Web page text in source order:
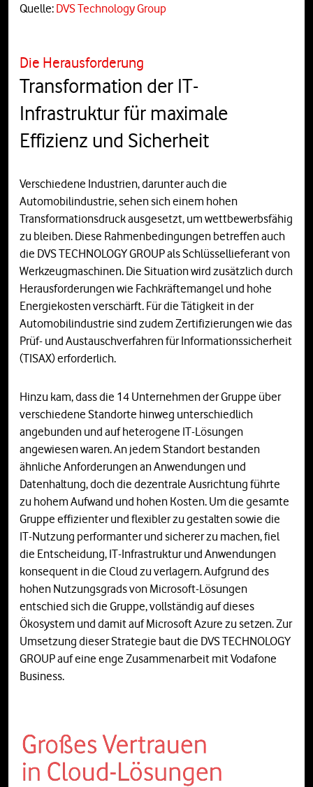
Quelle: DVS Technology Group
Die Herausforderung
Transformation der IT-
Infrastruktur für maximale
Effizienz und Sicherheit
Verschiedene Industrien, darunter auch die
Automobilindustrie, sehen sich einem hohen
Transformationsdruck ausgesetzt, um wettbewerbsfähig
zu bleiben. Diese Rahmenbedingungen betreffen auch
die DVS TECHNOLOGY GROUP als Schlüssellieferant von
Werkzeugmaschinen. Die Situation wird zusätzlich durch
Herausforderungen wie Fachkräftemangel und hohe
Energiekosten verschärft. Für die Tätigkeit in der
Automobilindustrie sind zudem Zertifizierungen wie das
Prüf- und Austauschverfahren für Informationssicherheit
(TISAX) erforderlich.
Hinzu kam, dass die 14 Unternehmen der Gruppe über
verschiedene Standorte hinweg unterschiedlich
angebunden und auf heterogene IT-Lösungen
angewiesen waren. An jedem Standort bestanden
ähnliche Anforderungen an Anwendungen und
Datenhaltung, doch die dezentrale Ausrichtung führte
zu hohem Aufwand und hohen Kosten. Um die gesamte
Gruppe effizienter und flexibler zu gestalten sowie die
IT-Nutzung performanter und sicherer zu machen, fiel
die Entscheidung, IT-Infrastruktur und Anwendungen
konsequent in die Cloud zu verlagern. Aufgrund des
hohen Nutzungsgrads von Microsoft-Lösungen
entschied sich die Gruppe, vollständig auf dieses
Ökosystem und damit auf Microsoft Azure zu setzen. Zur
Umsetzung dieser Strategie baut die DVS TECHNOLOGY
GROUP auf eine enge Zusammenarbeit mit Vodafone
Business.